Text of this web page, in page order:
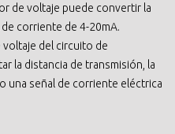
de voltaje puede convertir la
corriente de 4-20mA.
voltaje del circuito de
la distancia de transmisión, la
una señal de corriente eléctrica